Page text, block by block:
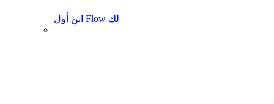
ابنِ أول Flow لك